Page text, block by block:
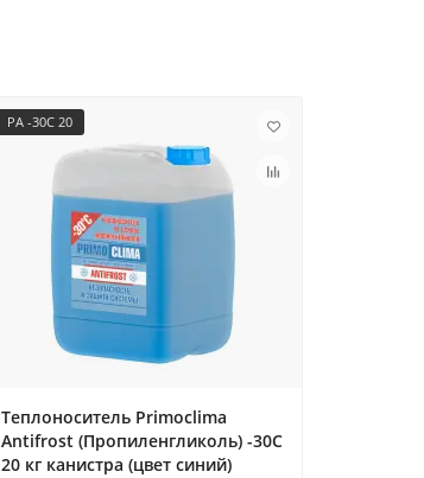
PA -30C 20
Теплоноситель Primoclima
Antifrost (Пропиленгликоль) -30C
20 кг канистра (цвет синий)